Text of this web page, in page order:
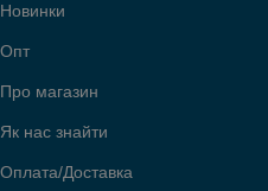
Новинки
Опт
Про магазин
Як нас знайти
Оплата/Доставка